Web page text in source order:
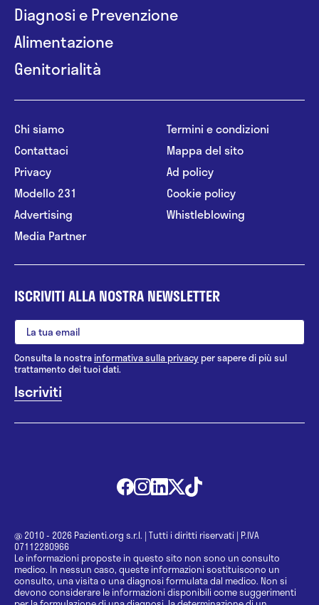
Diagnosi e Prevenzione
Alimentazione
Genitorialità
Chi siamo
Contattaci
Privacy
Modello 231
Advertising
Media Partner
Termini e condizioni
Mappa del sito
Ad policy
Cookie policy
Whistleblowing
ISCRIVITI ALLA NOSTRA NEWSLETTER
Consulta la nostrainformativa sulla privacy per sapere di più sul
trattamento dei tuoi dati.
@ 2010 - 2026 Pazienti.org s.r.l. | Tutti i diritti riservati | P.IVA
07112280966
Le informazioni proposte in questo sito non sono un consulto
medico. In nessun caso, queste informazioni sostituiscono un
consulto, una visita o una diagnosi formulata dal medico. Non si
devono considerare le informazioni disponibili come suggerimenti